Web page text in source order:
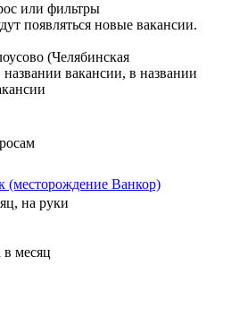
или фильтры
появляться новые вакансии.
(Челябинская
вакансии, в названии
(месторождение Ванкор)
на руки
месяц